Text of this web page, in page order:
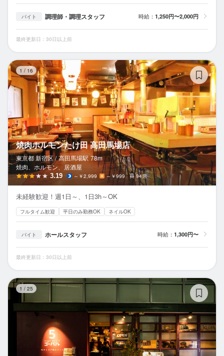
バイト 調理師・調理スタッフ 時給： 1,250円〜2,000円
最終更新日：30日以上前
1 / 16
焼肉ホルモンたけ田 高田馬場店
東京都 新宿区 / 高田馬場駅 78m
焼肉、ホルモン、居酒屋
3.19 ～￥2,999 ～￥999 94席
未経験歓迎！週1日～、1日3h～OK
フルタイム歓迎 平日のみ勤務OK ネイルOK
バイト ホールスタッフ 時給： 1,300円〜
最終更新日：30日以上前
1 / 25